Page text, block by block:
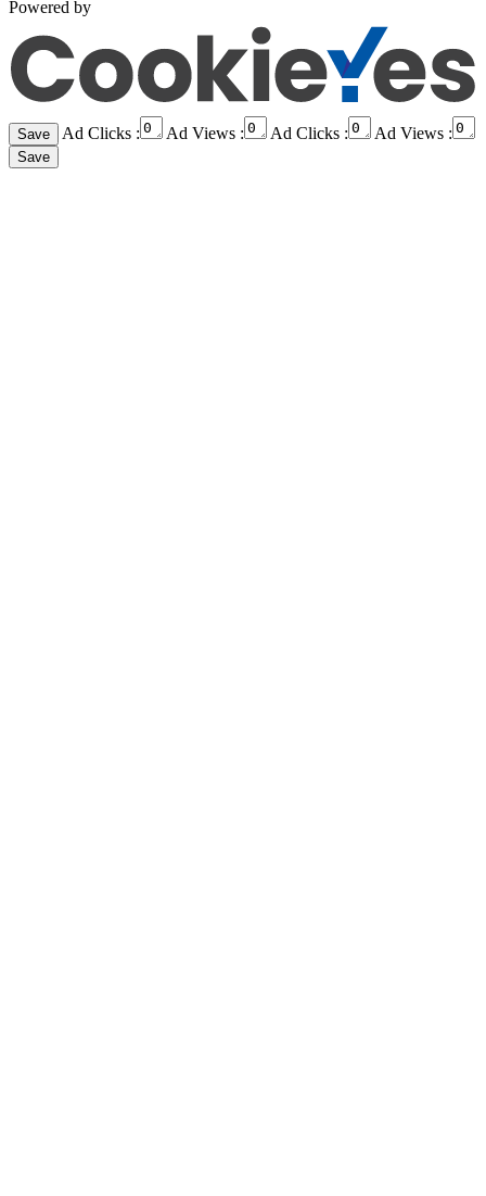
Powered by
Ad Clicks : Ad Views : Ad Clicks : Ad Views :